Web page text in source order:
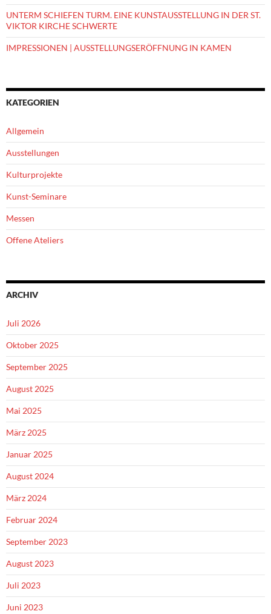
UNTERM SCHIEFEN TURM. EINE KUNSTAUSSTELLUNG IN DER ST.
VIKTOR KIRCHE SCHWERTE
IMPRESSIONEN | AUSSTELLUNGSERÖFFNUNG IN KAMEN
KATEGORIEN
Allgemein
Ausstellungen
Kulturprojekte
Kunst-Seminare
Messen
Offene Ateliers
ARCHIV
Juli 2026
Oktober 2025
September 2025
August 2025
Mai 2025
März 2025
Januar 2025
August 2024
März 2024
Februar 2024
September 2023
August 2023
Juli 2023
Juni 2023